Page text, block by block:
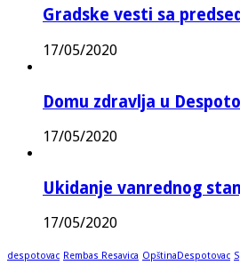
Gradske vesti sa
17/05/2020
Domu zdravlja u
17/05/2020
Ukidanje vanrednog
17/05/2020
despotovac Rembas Resavica OpštinaDespotovac